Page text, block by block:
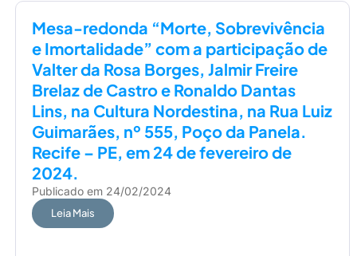
Mesa-redonda “Morte, Sobrevivência
e Imortalidade” com a participação de
Valter da Rosa Borges, Jalmir Freire
Brelaz de Castro e Ronaldo Dantas
Lins, na Cultura Nordestina, na Rua Luiz
Guimarães, nº 555, Poço da Panela.
Recife – PE, em 24 de fevereiro de
2024.
Publicado em 24/02/2024
Leia Mais